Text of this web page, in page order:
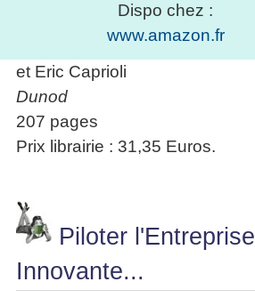
Dispo chez :
www.amazon.fr
et Eric Caprioli
Dunod
207 pages
Prix librairie : 31,35 Euros.
Piloter l'Entreprise
Innovante...